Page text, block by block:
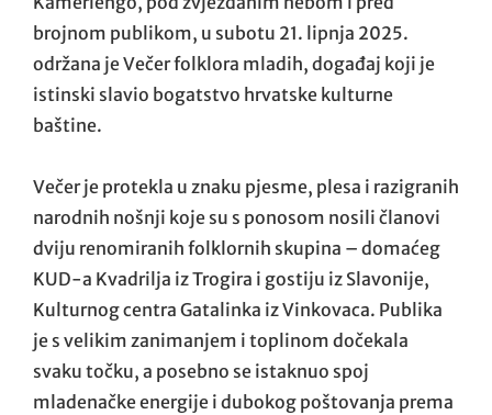
brojnom publikom, u subotu 21. lipnja 2025.
održana je Večer folklora mladih, događaj koji je
istinski slavio bogatstvo hrvatske kulturne
baštine.
Večer je protekla u znaku pjesme, plesa i razigranih
narodnih nošnji koje su s ponosom nosili članovi
dviju renomiranih folklornih skupina – domaćeg
KUD-a Kvadrilja iz Trogira i gostiju iz Slavonije,
Kulturnog centra Gatalinka iz Vinkovaca. Publika
je s velikim zanimanjem i toplinom dočekala
svaku točku, a posebno se istaknuo spoj
mladenačke energije i dubokog poštovanja prema